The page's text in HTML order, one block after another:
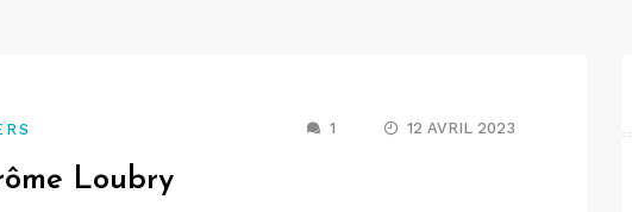
1 12 AVRIL 2023
Loubry